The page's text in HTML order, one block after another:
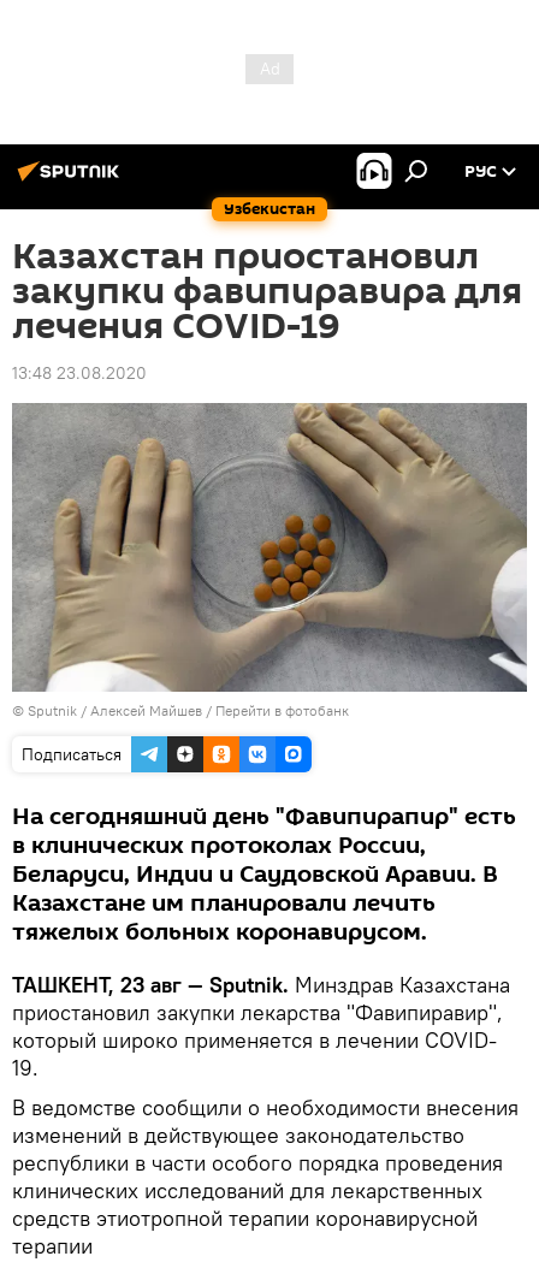
Узбекистан
РУС
Казахстан приостановил
закупки фавипиравира для
лечения COVID-19
13:48 23.08.2020
© Sputnik / Алексей Майшев / Перейти в фотобанк
Подписаться
На сегодняшний день "Фавипирапир" есть
в клинических протоколах России,
Беларуси, Индии и Саудовской Аравии. В
Казахстане им планировали лечить
тяжелых больных коронавирусом.
ТАШКЕНТ, 23 авг — Sputnik. Минздрав Казахстана
приостановил закупки лекарства "Фавипиравир",
который широко применяется в лечении COVID-
19.
В ведомстве сообщили о необходимости внесения
изменений в действующее законодательство
республики в части особого порядка проведения
клинических исследований для лекарственных
средств этиотропной терапии коронавирусной
терапии